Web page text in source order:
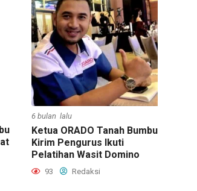
6 bulan lalu
Ketua ORADO Tanah Bumbu
Kirim Pengurus Ikuti
Pelatihan Wasit Domino
93 Redaksi